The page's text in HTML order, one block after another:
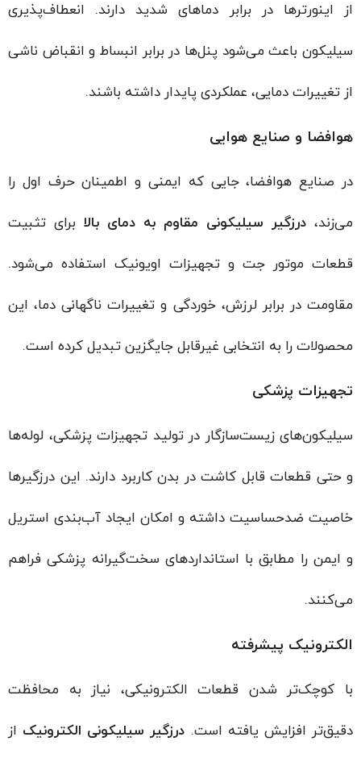
از اینورترها در برابر دماهای شدید دارند. انعطاف‌پذیری
سیلیکون باعث می‌شود پنل‌ها در برابر انبساط و انقباض ناشی
از تغییرات دمایی، عملکردی پایدار داشته باشند.
هوافضا و صنایع هوایی
در صنایع هوافضا، جایی که ایمنی و اطمینان حرف اول را
می‌زند، درزگیر سیلیکونی مقاوم به دمای بالابرای تثبیت
قطعات موتور جت و تجهیزات اویونیک استفاده می‌شود.
مقاومت در برابر لرزش، خوردگی و تغییرات ناگهانی دما، این
محصولات را به انتخابی غیرقابل جایگزین تبدیل کرده است.
تجهیزات پزشکی
سیلیکون‌های زیست‌سازگار در تولید تجهیزات پزشکی، لوله‌ها
و حتی قطعات قابل کاشت در بدن کاربرد دارند. این درزگیرها
خاصیت ضدحساسیت داشته و امکان ایجاد آب‌بندی استریل
و ایمن را مطابق با استانداردهای سخت‌گیرانه پزشکی فراهم
می‌کنند.
الکترونیک پیشرفته
با کوچک‌تر شدن قطعات الکترونیکی، نیاز به محافظت
دقیق‌تر افزایش یافته است. درزگیر سیلیکونی الکترونیکاز